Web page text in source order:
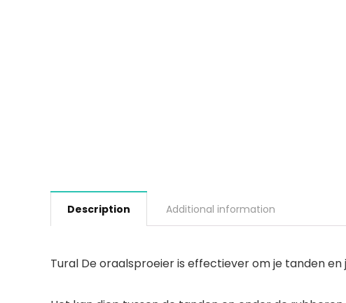
Description Additional information
Tural De oraalsproeier is effectiever om je tanden